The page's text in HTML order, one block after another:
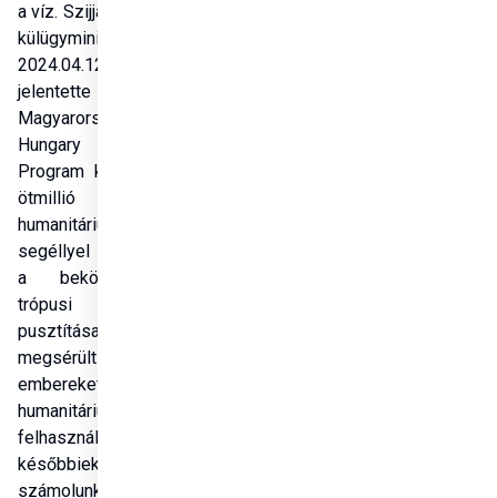
a víz. Szijjártó Péter
külügyminiszter
2024.04.12-én
jelentette be, hogy
Magyarország a
Hungary Helps
Program keretében
ötmillió forintos
humanitárius
segéllyel támogatja
a bekövetkezett
trópusi ciklon
pusztítása során
megsérült
embereket. A
humanitárius segély
felhasználásáról a
későbbiekben
számolunk be.